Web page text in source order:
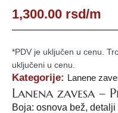
1,300.00 rsd/m
*PDV je uključen u cenu.
uključeni u cenu.
Kategorije: Lanene
Lanena zavesa –
Boja: osnova bež,